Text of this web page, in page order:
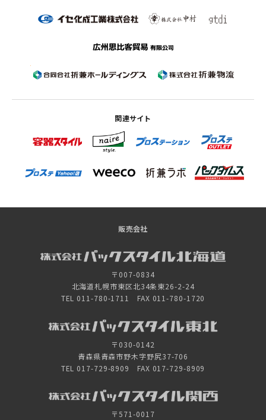
関連サイト
販売会社
〒007-0834
北海道札幌市東区北34条東26-2-24
TEL 011-780-1711 FAX 011-780-1720
〒030-0142
青森県青森市野木字野尻37-706
TEL 017-729-8909 FAX 017-729-8909
〒571-0017